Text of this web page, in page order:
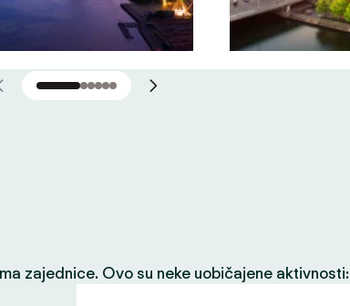
zajednice. Ovo su neke uobičajene aktivnosti: